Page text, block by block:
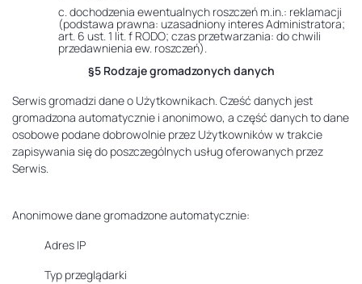
c. dochodzenia ewentualnych roszczeń m.in.: reklamacji
(podstawa prawna: uzasadniony interes Administratora;
art. 6 ust. 1 lit. f RODO; czas przetwarzania: do chwili
przedawnienia ew. roszczeń).
§5 Rodzaje gromadzonych danych
Serwis gromadzi dane o Użytkownikach. Cześć danych jest
gromadzona automatycznie i anonimowo, a część danych to dane
osobowe podane dobrowolnie przez Użytkowników w trakcie
zapisywania się do poszczególnych usług oferowanych przez
Serwis.
Anonimowe dane gromadzone automatycznie:
Adres IP
Typ przeglądarki